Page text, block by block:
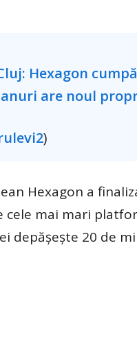
)
Hexagon a
cele mai mari
depăşeşte 20 de